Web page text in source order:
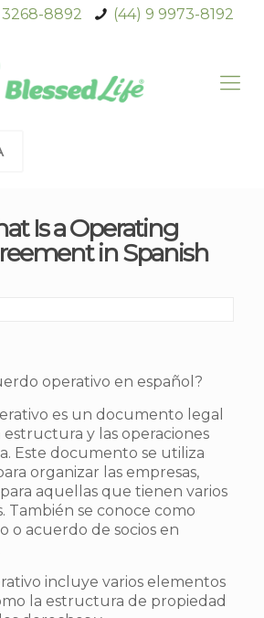
3268-8892 (44) 9 9973-8192
Is a Operating
in Spanish
operativo en español?
es un documento legal
y las operaciones
Este documento se utiliza
organizar las empresas,
aquellas que tienen varios
También se conoce como
o acuerdo de socios en
incluye varios elementos
la estructura de propiedad